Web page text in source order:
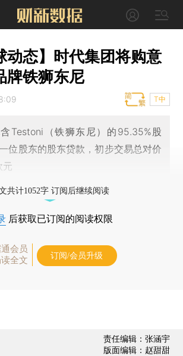
动态】时代集团将购意
牌铁狮东尼
T中
Testoni（铁狮东尼）的95.35%股
位股东的股东贷款，初步交易总对价
元
共计1052字 订阅后继续阅读
后获取已订阅的阅读权限
会员
全文
订阅/会员升级
责任编辑：张涵宇
版面编辑：赵甜甜